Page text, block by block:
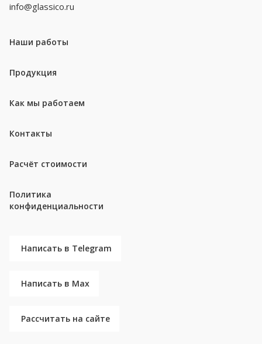
info@glassico.ru
Наши работы
Продукция
Как мы работаем
Контакты
Расчёт стоимости
Политика
конфиденциальности
Написать в Telegram
Написать в Max
Рассчитать на сайте